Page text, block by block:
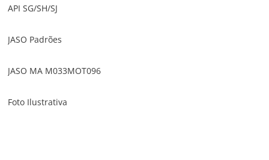
API SG/SH/SJ
JASO Padrões
JASO MA M033MOT096
Foto Ilustrativa